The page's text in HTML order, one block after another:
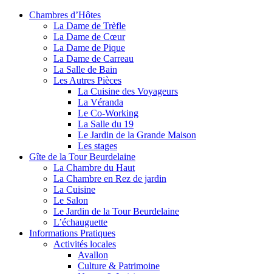
Chambres d’Hôtes
La Dame de Trèfle
La Dame de Cœur
La Dame de Pique
La Dame de Carreau
La Salle de Bain
Les Autres Pièces
La Cuisine des Voyageurs
La Véranda
Le Co-Working
La Salle du 19
Le Jardin de la Grande Maison
Les stages
Gîte de la Tour Beurdelaine
La Chambre du Haut
La Chambre en Rez de jardin
La Cuisine
Le Salon
Le Jardin de la Tour Beurdelaine
L’échauguette
Informations Pratiques
Activités locales
Avallon
Culture & Patrimoine